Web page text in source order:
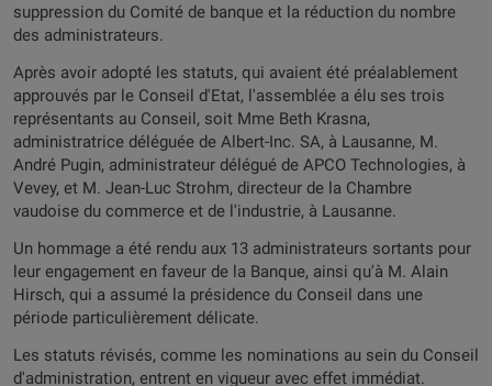
suppression du Comité de banque et la réduction du nombre
des administrateurs.
Après avoir adopté les statuts, qui avaient été préalablement
approuvés par le Conseil d'Etat, l'assemblée a élu ses trois
représentants au Conseil, soit Mme Beth Krasna,
administratrice déléguée de Albert-Inc. SA, à Lausanne, M.
André Pugin, administrateur délégué de APCO Technologies, à
Vevey, et M. Jean-Luc Strohm, directeur de la Chambre
vaudoise du commerce et de l'industrie, à Lausanne.
Un hommage a été rendu aux 13 administrateurs sortants pour
leur engagement en faveur de la Banque, ainsi qu'à M. Alain
Hirsch, qui a assumé la présidence du Conseil dans une
période particulièrement délicate.
Les statuts révisés, comme les nominations au sein du Conseil
d'administration, entrent en vigueur avec effet immédiat.